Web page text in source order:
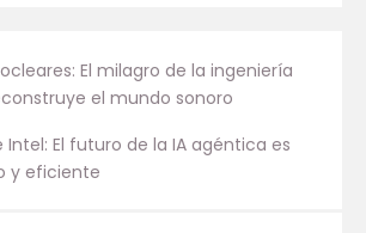
El milagro de la ingeniería
el mundo sonoro
Intel: El futuro de la IA agéntica es
y eficiente